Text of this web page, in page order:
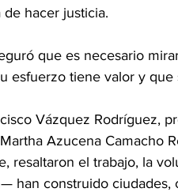
hacer justicia.
que es necesario
esfuerzo tiene valor y
Vázquez Rodríguez,
Azucena Camacho
resaltaron el trabajo, la
han construido ciudades,